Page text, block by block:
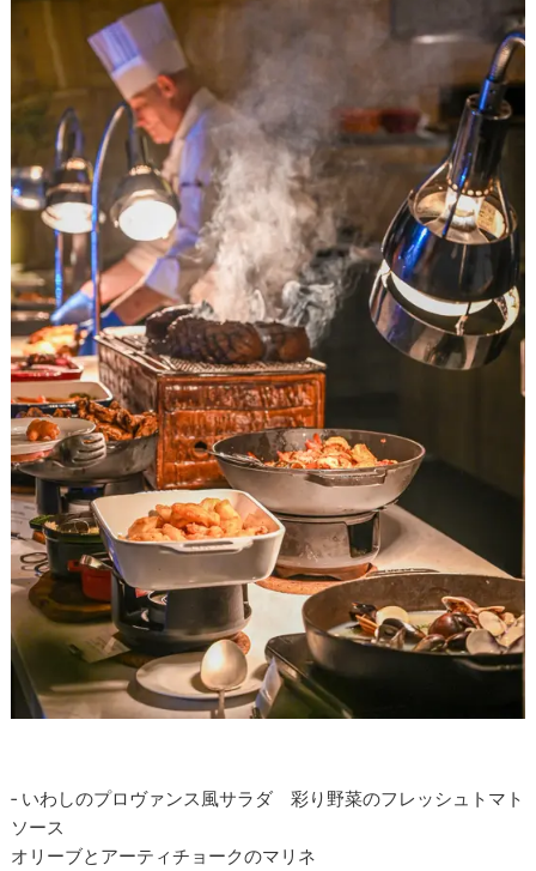
‐ いわしのプロヴァンス風サラダ 彩り野菜のフレッシュトマト
ソース
オリーブとアーティチョークのマリネ